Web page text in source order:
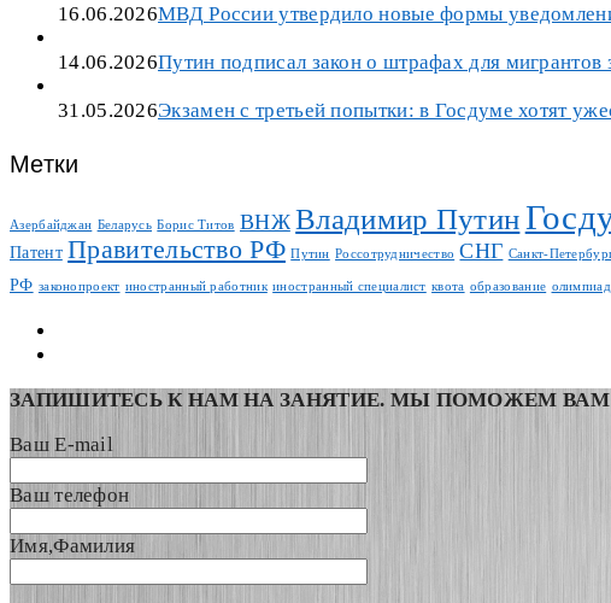
16.06.2026МВД России утвердило новые формы
14.06.2026Путин подписал закон о штрафах для мигрантов
31.05.2026Экзамен с третьей попытки: в Госдуме хотят
Метки
Азербайджан Беларусь Борис Титов ВНЖ Владимир Путин
Патент Правительство РФ Путин Россотрудничество СНГ Санкт-
РФ законопроект иностранный работник иностранный специалист квота образование
ЗАПИШИТЕСЬ К НАМ НА ЗАНЯТИЕ. МЫ ПОМОЖЕМ ВАМ
Ваш E-mail
Ваш телефон
Имя,Фамилия